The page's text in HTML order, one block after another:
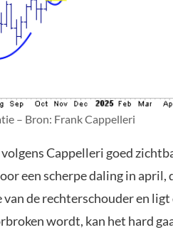
– Bron: Frank Cappelleri
Cappelleri goed
een scherpe daling in april,
de rechterschouder en ligt
wordt, kan het hard